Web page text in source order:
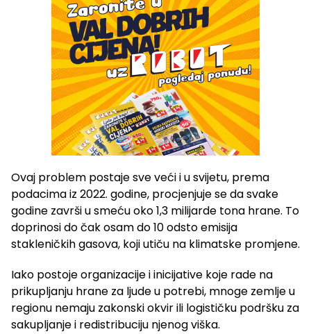
Ovaj problem postaje sve veći i u svijetu, prema
podacima iz 2022. godine, procjenjuje se da svake
godine završi u smeću oko 1,3 milijarde tona hrane. To
doprinosi do čak osam do 10 odsto emisija
stakleničkih gasova, koji utiču na klimatske promjene.
Iako postoje organizacije i inicijative koje rade na
prikupljanju hrane za ljude u potrebi, mnoge zemlje u
regionu nemaju zakonski okvir ili logističku podršku za
sakupljanje i redistribuciju njenog viška.